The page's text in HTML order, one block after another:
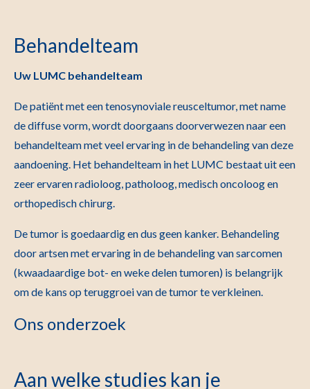
Behandelteam
Uw LUMC behandelteam
De patiënt met een tenosynoviale reusceltumor, met name
de diffuse vorm, wordt doorgaans doorverwezen naar een
behandelteam met veel ervaring in de behandeling van deze
aandoening. Het behandelteam in het LUMC bestaat uit een
zeer ervaren radioloog, patholoog, medisch oncoloog en
orthopedisch chirurg.
De tumor is goedaardig en dus geen kanker. Behandeling
door artsen met ervaring in de behandeling van sarcomen
(kwaadaardige bot- en weke delen tumoren) is belangrijk
om de kans op teruggroei van de tumor te verkleinen.
Ons onderzoek
Aan welke studies kan je